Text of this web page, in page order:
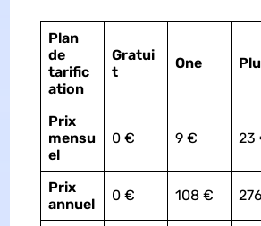
Plan
de
tarific
ation
Gratui
t
One
Prix
mensu
el
0 € 9 € 23
Prix
annuel
0 € 108 €